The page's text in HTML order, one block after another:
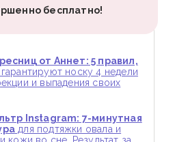
бесплатно!
от Аннет: 5 правил,
носку 4 недели
и выпадения своих
Instagram: 7-минутная
для подтяжки овала и